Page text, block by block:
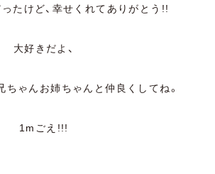
たけど、幸せくれてありがとう!!
大好きだよ、
ちゃんお姉ちゃんと仲良くしてね。
1mごえ!!!